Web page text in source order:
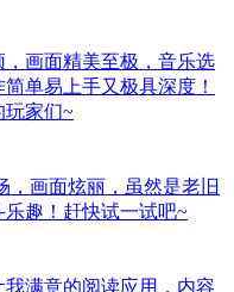
画面精美至极，音乐选
单易上手又极具深度！
玩家们~
，画面炫丽，虽然是老旧
趣！赶快试一试吧~
满意的阅读应用，内容